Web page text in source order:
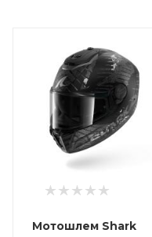
Мотошлем Shark